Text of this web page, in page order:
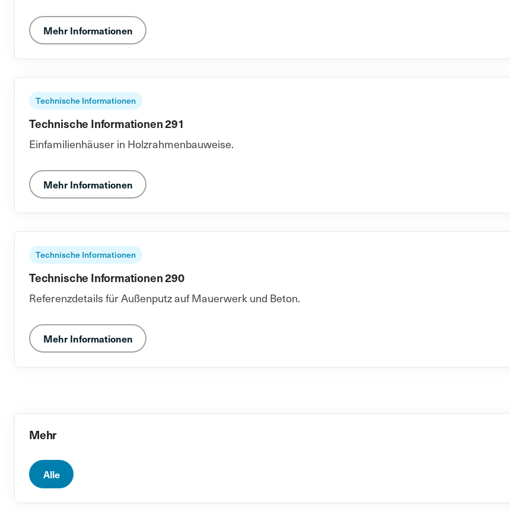
Mehr Informationen
Technische Informationen
Technische Informationen 291
Einfamilienhäuser in Holzrahmenbauweise.
Mehr Informationen
Technische Informationen
Technische Informationen 290
Referenzdetails für Außenputz auf Mauerwerk und Beton.
Mehr Informationen
Mehr
Alle